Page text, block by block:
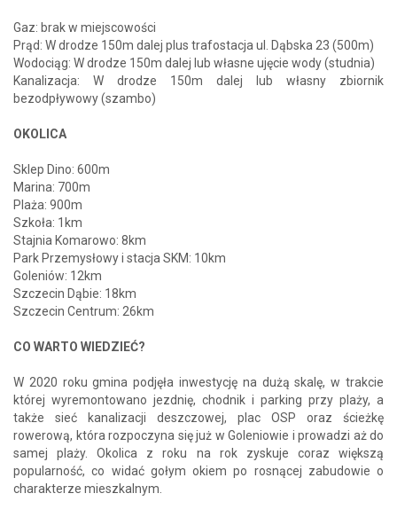
Gaz: brak w miejscowości
Prąd: W drodze 150m dalej plus trafostacja ul. Dąbska 23 (500m)
Wodociąg: W drodze 150m dalej lub własne ujęcie wody (studnia)
Kanalizacja: W drodze 150m dalej lub własny zbiornik
bezodpływowy (szambo)
OKOLICA
Sklep Dino: 600m
Marina: 700m
Plaża: 900m
Szkoła: 1km
Stajnia Komarowo: 8km
Park Przemysłowy i stacja SKM: 10km
Goleniów: 12km
Szczecin Dąbie: 18km
Szczecin Centrum: 26km
CO WARTO WIEDZIEĆ?
W 2020 roku gmina podjęła inwestycję na dużą skalę, w trakcie
której wyremontowano jezdnię, chodnik i parking przy plaży, a
także sieć kanalizacji deszczowej, plac OSP oraz ścieżkę
rowerową, która rozpoczyna się już w Goleniowie i prowadzi aż do
samej plaży. Okolica z roku na rok zyskuje coraz większą
popularność, co widać gołym okiem po rosnącej zabudowie o
charakterze mieszkalnym.